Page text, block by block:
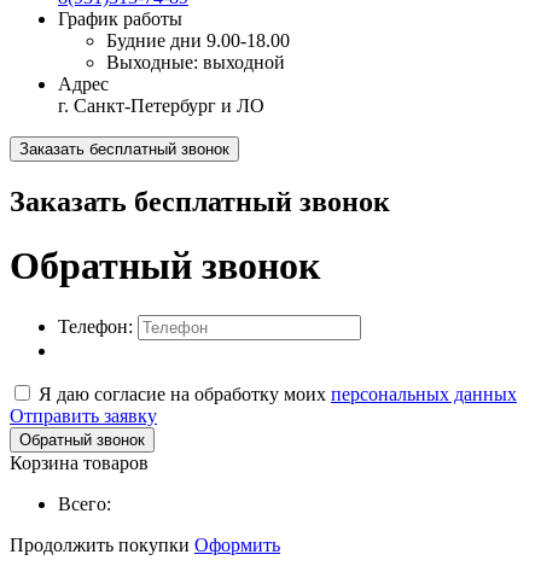
График работы
Будние дни 9.00-18.00
Выходные: выходной
Адрес
г. Санкт-Петербург и ЛО
Заказать бесплатный звонок
Заказать бесплатный звонок
Обратный звонок
Телефон:
Я даю согласие на обработку моих персональных данных
Отправить заявку
Обратный звонок
Корзина товаров
Всего:
Продолжить покупки Оформить